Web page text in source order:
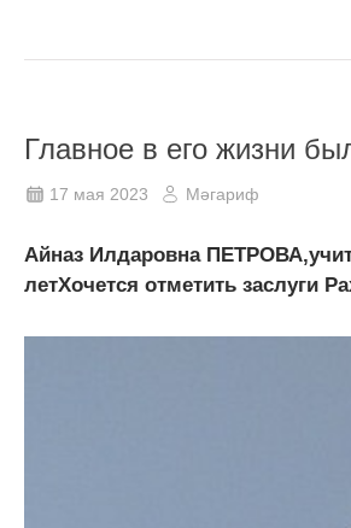
Главное в его жизни
17 мая 2023 Мәгариф
Айназ Илдаровна
летХочется отметить заслуги